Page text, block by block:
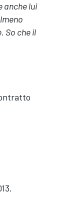
anche lui
So che il